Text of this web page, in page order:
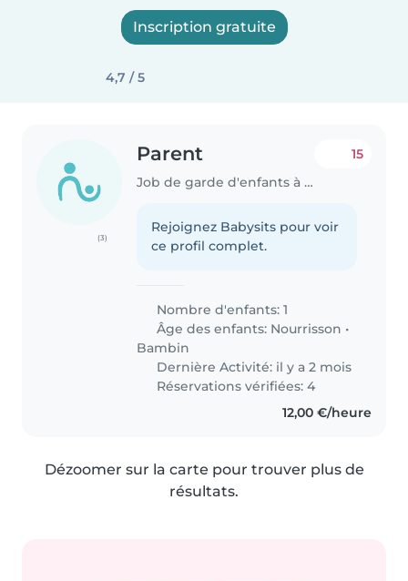
Inscription gratuite
4,7 / 5
(3)
Parent
Job de garde d'enfants à Calvi
15
Rejoignez Babysits pour voir
ce profil complet.
Nombre d'enfants: 1
Âge des enfants: Nourrisson •
Bambin
Dernière Activité: il y a 2 mois
Réservations vérifiées: 4
12,00 €/heure
Dézoomer sur la carte pour trouver plus de
résultats.